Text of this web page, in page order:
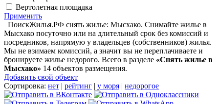
Вертолетная площадка
Применить
ПоискЖилья.РФ снять жилье: Мысхако. Снимайте жилье в
Мысхако посуточно или на длительный срок без комиссий и
посредников, напрямую у владельцев (собственников) жилья.
Мы не взимаем комиссий, а значит вы не переплачиваете и
бронируете жилье недорого. Всего в разделе «Снять жилье в
Мысхако» 14 объектов размещения.
Добавить свой объект
Сортировка: нет | рейтинг | у моря | недорогое